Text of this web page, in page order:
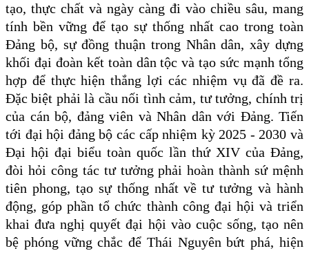
tạo, thực chất và ngày càng đi vào chiều sâu, mang
tính bền vững để tạo sự thống nhất cao trong toàn
Đảng bộ, sự đồng thuận trong Nhân dân, xây dựng
khối đại đoàn kết toàn dân tộc và tạo sức mạnh tổng
hợp để thực hiện thắng lợi các nhiệm vụ đã đề ra.
Đặc biệt phải là cầu nối tình cảm, tư tưởng, chính trị
của cán bộ, đảng viên và Nhân dân với Đảng. Tiến
tới đại hội đảng bộ các cấp nhiệm kỳ 2025 - 2030 và
Đại hội đại biểu toàn quốc lần thứ XIV của Đảng,
đòi hỏi công tác tư tưởng phải hoàn thành sứ mệnh
tiên phong, tạo sự thống nhất về tư tưởng và hành
động, góp phần tổ chức thành công đại hội và triển
khaiđưa nghị quyết đại hội vào cuộc sống, tạo nên
bệ phóng vững chắc để Thái Nguyên bứt phá, hiện